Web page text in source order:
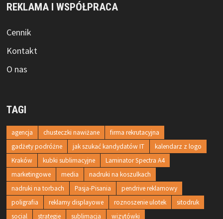
REKLAMA I WSPÓŁPRACA
Cennik
Kontakt
O nas
TAGI
agencja chusteczki nawiżane
firma rekrutacyjna
gadżety podróżne
jak szukać kandydatów IT
kalendarz z logo
Kraków
kubki sublimacyjne
Laminator Spectra A4
marketingowe
media
nadruki na koszulkach
nadruki na torbach
Pasja-Pisania
pendrive reklamowy
poligrafia
reklamy displayowe roznoszenie ulotek
sitodruk
social
strategie sublimacja wizytówki